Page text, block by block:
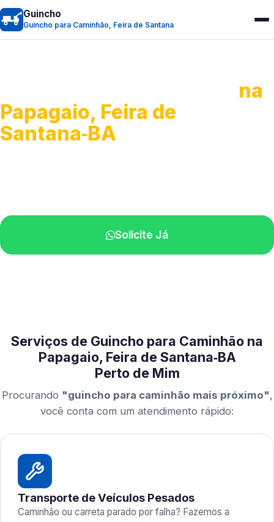
Guincho
Guincho para Caminhão, Feira de Santana
na
Papagaio, Feira de
Santana‑BA
Solicite Já
Serviços de Guincho para Caminhão na
Papagaio, Feira de Santana‑BA
Perto de Mim
Procurando "guincho para caminhão mais próximo",
você conta com um atendimento rápido:
Transporte de Veículos Pesados
Caminhão ou carreta parado por falha? Fazemos a